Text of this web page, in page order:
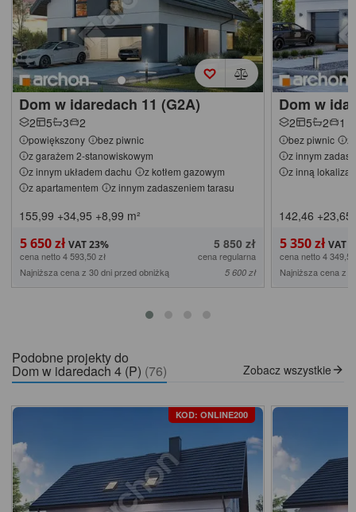
Dom w idaredach 11 (G2A)
2 5 3 2
powiększony
bez piwnic
z garażem 2-stanowiskowym
z innym układem dachu
z kotłem gazowym
z apartamentem
z innym zadaszeniem tarasu
155,99 +34,95 +8,99 m²
5 650 zł 5 850 zł
cena netto 4 593,50 zł
cena regularna
Najniższa cena z 30 dni przed obniżką
5 600 zł
Dom w
2 5 2 1
bez piwnic
z
z innym
z inną
142,46 +23,65
5 350 zł
cena netto 4
Najniższa cena z
Podobne projekty do
Dom w idaredach 4 (P) (76) Zobacz wszystkie
KOD: ONLINE200